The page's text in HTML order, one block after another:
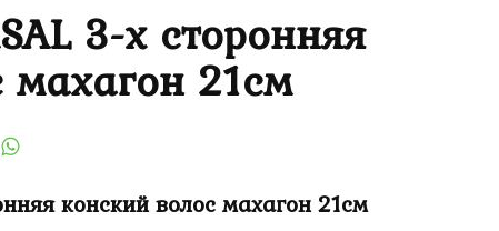
3-х сторонняя
21см
конский волос махагон 21см